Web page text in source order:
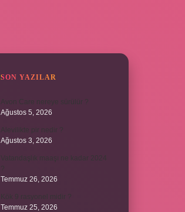
SON YAZILAR
Avon Care nereye sürülür ?
Ağustos 5, 2026
Alevilikte pir nedir ?
Ağustos 3, 2026
Vatandaşlık maaşı ne kadar 2024
?
Temmuz 26, 2026
Kök 9 rasyonel midir ?
Temmuz 25, 2026